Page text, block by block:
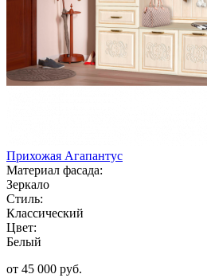
Прихожая Агапантус
Материал фасада:
Зеркало
Стиль:
Классический
Цвет:
Белый
от 45 000 руб.